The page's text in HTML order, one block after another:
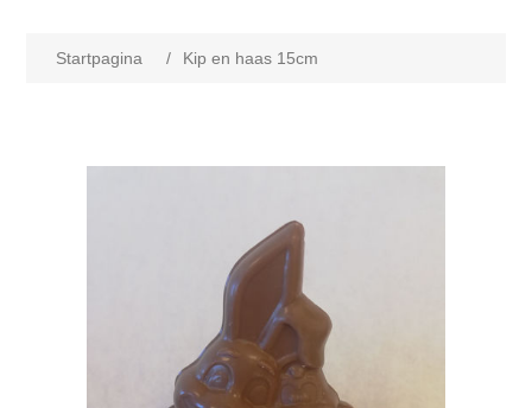
Startpagina / Kip en haas 15cm